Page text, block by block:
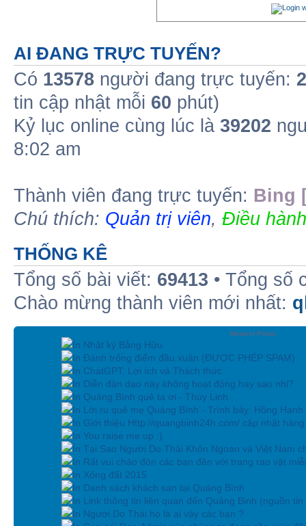
AI ĐANG TRỰC TUYẾN?
Có 13578 người đang trực tuyến: 2
tin cập nhật mỗi 60 phút)
Kỷ lục online cùng lúc là 39202
8:02 am
Thành viên đang trực tuyến: Bing
Chú thích: Quản trị viên, Điều
THỐNG KÊ
Tổng số bài viết: 69413 • Tổng số
Chào mừng thành viên mới nhất:
Newest Posts
In Nhật ký Bằng Hữu
In Đánh trống điểm đầu xuân (ĐƯỢC PHÉP SPAM)
In ChatGPT: Lợi ích và Thách thức
In Diễn đàn dạo này không hoạt động hay sao nhỉ?
In Quảng Bình quê ta ơi - Thùy Linh
In Lời ru quê mẹ Quảng Bình - Trình bày: Hồng Hạnh
In Giới thiệu Http://quangbinh24h.com/ cập nhật
In You raise me up :)
In Tại Sao Người Do Thái Khôn Ngoan và Việt Nam
In Rất vui chào đón các bạn đền với trang rao vặt
In Xông đất 2015
In Danh sách khách sạn tại Quảng Bình
In Link thông tin liên quan đến Quảng Binh (nguồn tin
In Người Do Thái họ là ai vậy các bạn ?